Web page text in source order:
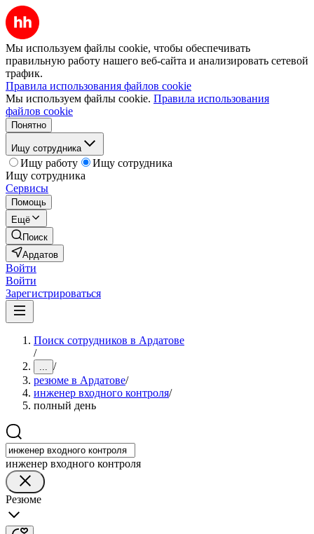
Мы используем файлы cookie, чтобы обеспечивать
правильную работу нашего веб-сайта и анализировать сетевой
трафик.
Правила использования файлов cookie
Мы используем файлы cookie. Правила использования
файлов cookie
Понятно
Ищу сотрудника
Ищу работу
Ищу сотрудника
Ищу сотрудника
Сервисы
Помощь
Ещё
Поиск
Ардатов
Войти
Войти
Зарегистрироваться
Поиск сотрудников в Ардатове
/
... /
резюме в Ардатове/
инженер входного контроля/
полный день
инженер входного контроля
Резюме